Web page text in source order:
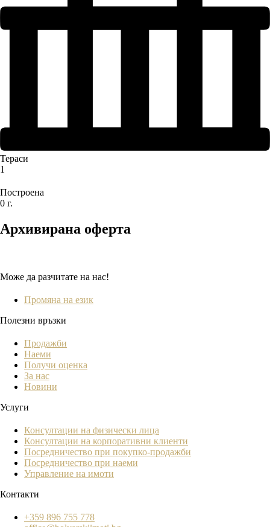
Тераси
1
Построена
0 г.
Архивирана оферта
Може да разчитате на нас!
Промяна на език
Полезни връзки
Продажби
Наеми
Получи оценка
За нас
Новини
Услуги
Консултации на физически лица
Консултации на корпоративни клиенти
Посредничество при покупко-продажби
Посредничество при наеми
Управление на имоти
Контакти
+359 896 755 778